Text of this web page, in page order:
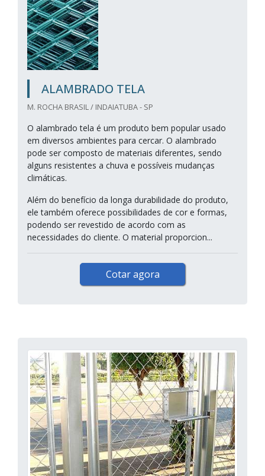
ALAMBRADO TELA
M. ROCHA BRASIL / INDAIATUBA - SP
O alambrado tela é um produto bem popular usado
em diversos ambientes para cercar. O alambrado
pode ser composto de materiais diferentes, sendo
alguns resistentes a chuva e possíveis mudanças
climáticas.
Além do benefício da longa durabilidade do produto,
ele também oferece possibilidades de cor e formas,
podendo ser revestido de acordo com as
necessidades do cliente. O material proporcion...
Cotar agora